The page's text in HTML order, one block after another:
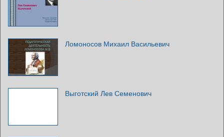
Ломоносов Михаил Васильевич
Выготский Лев Семенович